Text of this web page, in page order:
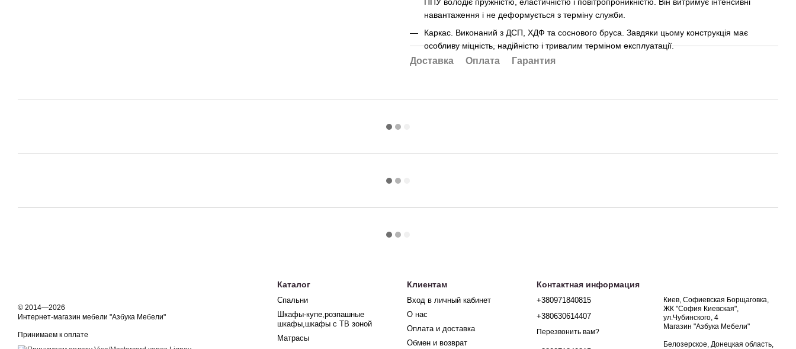
навантаження і не деформується з терміну служби.
Каркас. Виконаний з ДСП, ХДФ та соснового бруса. Завдяки цьому конструкція має
особливу міцність, надійністю і тривалим терміном експлуатації.
Доставка Оплата Гарантия
© 2014—2026
Интернет-магазин мебели "Азбука Мебели"
Принимаем к оплате
Каталог
Спальни
Шкафы-купе,розпашные
шкафы,шкафы с ТВ зоной
Матрасы
Клиентам
Вход в личный кабинет
О нас
Оплата и доставка
Обмен и возврат
Контактная информация
+380971840815
+380630614407
Перезвонить вам?
Киев, Софиевская Борщаговка,
ЖК "София Киевская",
ул.Чубинского, 4
Магазин "Азбука Мебели"
Белозерское, Донецкая область,